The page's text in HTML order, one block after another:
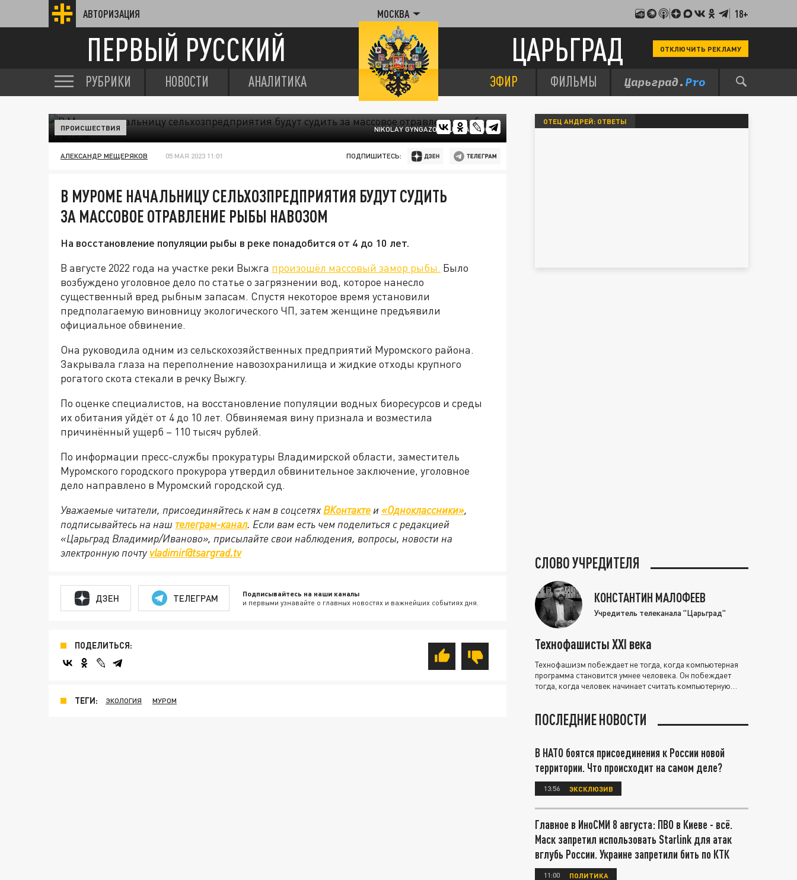
АВТОРИЗАЦИЯ МОСКВА 18+
ПЕРВЫЙ РУССКИЙ ЦАРЬГРАД ОТКЛЮЧИТЬ РЕКЛАМУ
РУБРИКИ НОВОСТИ АНАЛИТИКА ЭФИР ФИЛЬМЫ
NIKOLAY GYNGAZOV/RUSSIAN LOOK
ПРОИСШЕСТВИЯ
АЛЕКСАНДР МЕЩЕРЯКОВ 05 МАЯ 2023 11:01 ПОДПИШИТЕСЬ:
В МУРОМЕ НАЧАЛЬНИЦУ СЕЛЬХОЗПРЕДПРИЯТИЯ БУДУТ СУДИТЬ
ЗА МАССОВОЕ ОТРАВЛЕНИЕ РЫБЫ НАВОЗОМ
На восстановление популяции рыбы в реке понадобится от 4 до 10 лет.
В августе 2022 года на участке реки Выжга произошёл массовый замор рыбы. Было
возбуждено уголовное дело по статье о загрязнении вод, которое нанесло
существенный вред рыбным запасам. Спустя некоторое время установили
предполагаемую виновницу экологического ЧП, затем женщине предъявили
официальное обвинение.
Она руководила одним из сельскохозяйственных предприятий Муромского района.
Закрывала глаза на переполнение навозохранилища и жидкие отходы крупного
рогатого скота стекали в речку Выжгу.
По оценке специалистов, на восстановление популяции водных биоресурсов и среды
их обитания уйдёт от 4 до 10 лет. Обвиняемая вину признала и возместила
причинённый ущерб – 110 тысяч рублей.
По информации пресс-службы прокуратуры Владимирской области, заместитель
Муромского городского прокурора утвердил обвинительное заключение, уголовное
дело направлено в Муромский городской суд.
Уважаемые читатели, присоединяйтесь к нам в соцсетях ВКонтакте и «Одноклассники»,
подписывайтесь на наш телеграм-канал. Если вам есть чем поделиться с редакцией
«Царьград Владимир/Иваново», присылайте свои наблюдения, вопросы, новости на
электронную почту vladimir@tsargrad.tv
ДЗЕН ТЕЛЕГРАМ Подписывайтесь на наши каналы
и первыми узнавайте о главных новостях и важнейших событиях дня.
ПОДЕЛИТЬСЯ:
ТЕГИ: ЭКОЛОГИЯ МУРОМ
ОТЕЦ АНДРЕЙ: ОТВЕТЫ
СЛОВО УЧРЕДИТЕЛЯ
КОНСТАНТИН МАЛОФЕЕВ
Учредитель телеканала "Царьград"
Технофашисты XXI века
Технофашизм побеждает не тогда, когда компьютерная
программа становится умнее человека. Он побеждает
тогда, когда человек начинает считать компьютерную
ПОСЛЕДНИЕ НОВОСТИ
В НАТО боятся присоединения к России новой
территории. Что происходит на самом деле?
13:56 ЭКСКЛЮЗИВ
Главное в ИноСМИ 8 августа: ПВО в Киеве - всё.
Маск запретил использовать Starlink для атак
вглубь России. Украине запретили бить по КТК
11:00 ПОЛИТИКА